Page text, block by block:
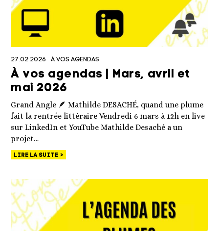
27.02.2026 À VOS AGENDAS
À vos agendas | Mars, avril et
mai 2026
Grand Angle 🪶 Mathilde DESACHÉ, quand une plume
fait la rentrée littéraire Vendredi 6 mars à 12h en live
sur LinkedIn et YouTube Mathilde Desaché a un
projet…
LIRE LA SUITE